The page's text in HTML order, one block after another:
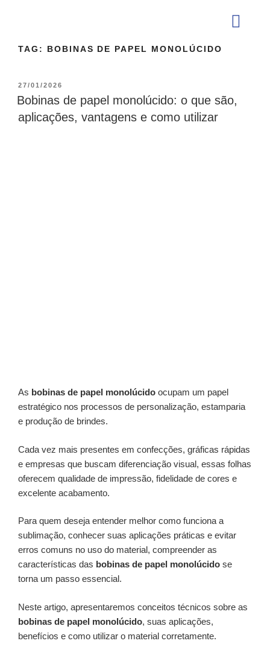
TAG: BOBINAS DE PAPEL MONOLÚCIDO
27/01/2026
Bobinas de papel monolúcido: o que são,
aplicações, vantagens e como utilizar
As bobinas de papel monolúcido ocupam um papel
estratégico nos processos de personalização, estamparia
e produção de brindes.
Cada vez mais presentes em confecções, gráficas rápidas
e empresas que buscam diferenciação visual, essas folhas
oferecem qualidade de impressão, fidelidade de cores e
excelente acabamento.
Para quem deseja entender melhor como funciona a
sublimação, conhecer suas aplicações práticas e evitar
erros comuns no uso do material, compreender as
características das bobinas de papel monolúcido se
torna um passo essencial.
Neste artigo, apresentaremos conceitos técnicos sobre as
bobinas de papel monolúcido, suas aplicações,
benefícios e como utilizar o material corretamente.